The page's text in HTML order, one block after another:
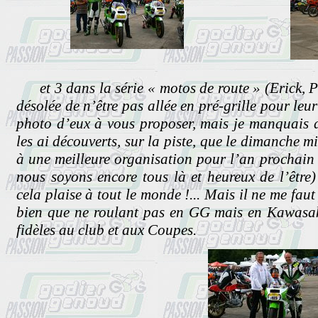
et 3 dans la série « motos de route » (Erick,
désolée de n’être pas allée en pré-grille pour
photo d’eux à vous proposer, mais je
les ai découverts, sur la piste, que le dimanche
à une meilleure organisation pour l’an
nous soyons encore tous là et heureux de
cela plaise à tout le monde !... Mais il ne me
bien que ne roulant pas en GG mais en
fidèles au club et aux Coupes.